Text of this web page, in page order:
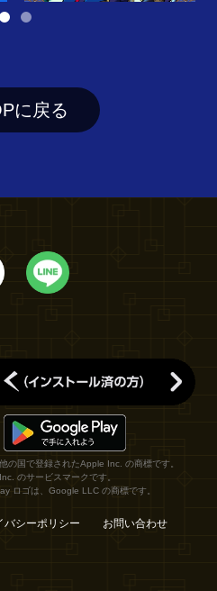
に戻る
の国で登録されたApple Inc. の商標です。
のサービスマークです。
ロゴは、Google LLC の商標です。
バシーポリシー お問い合わせ